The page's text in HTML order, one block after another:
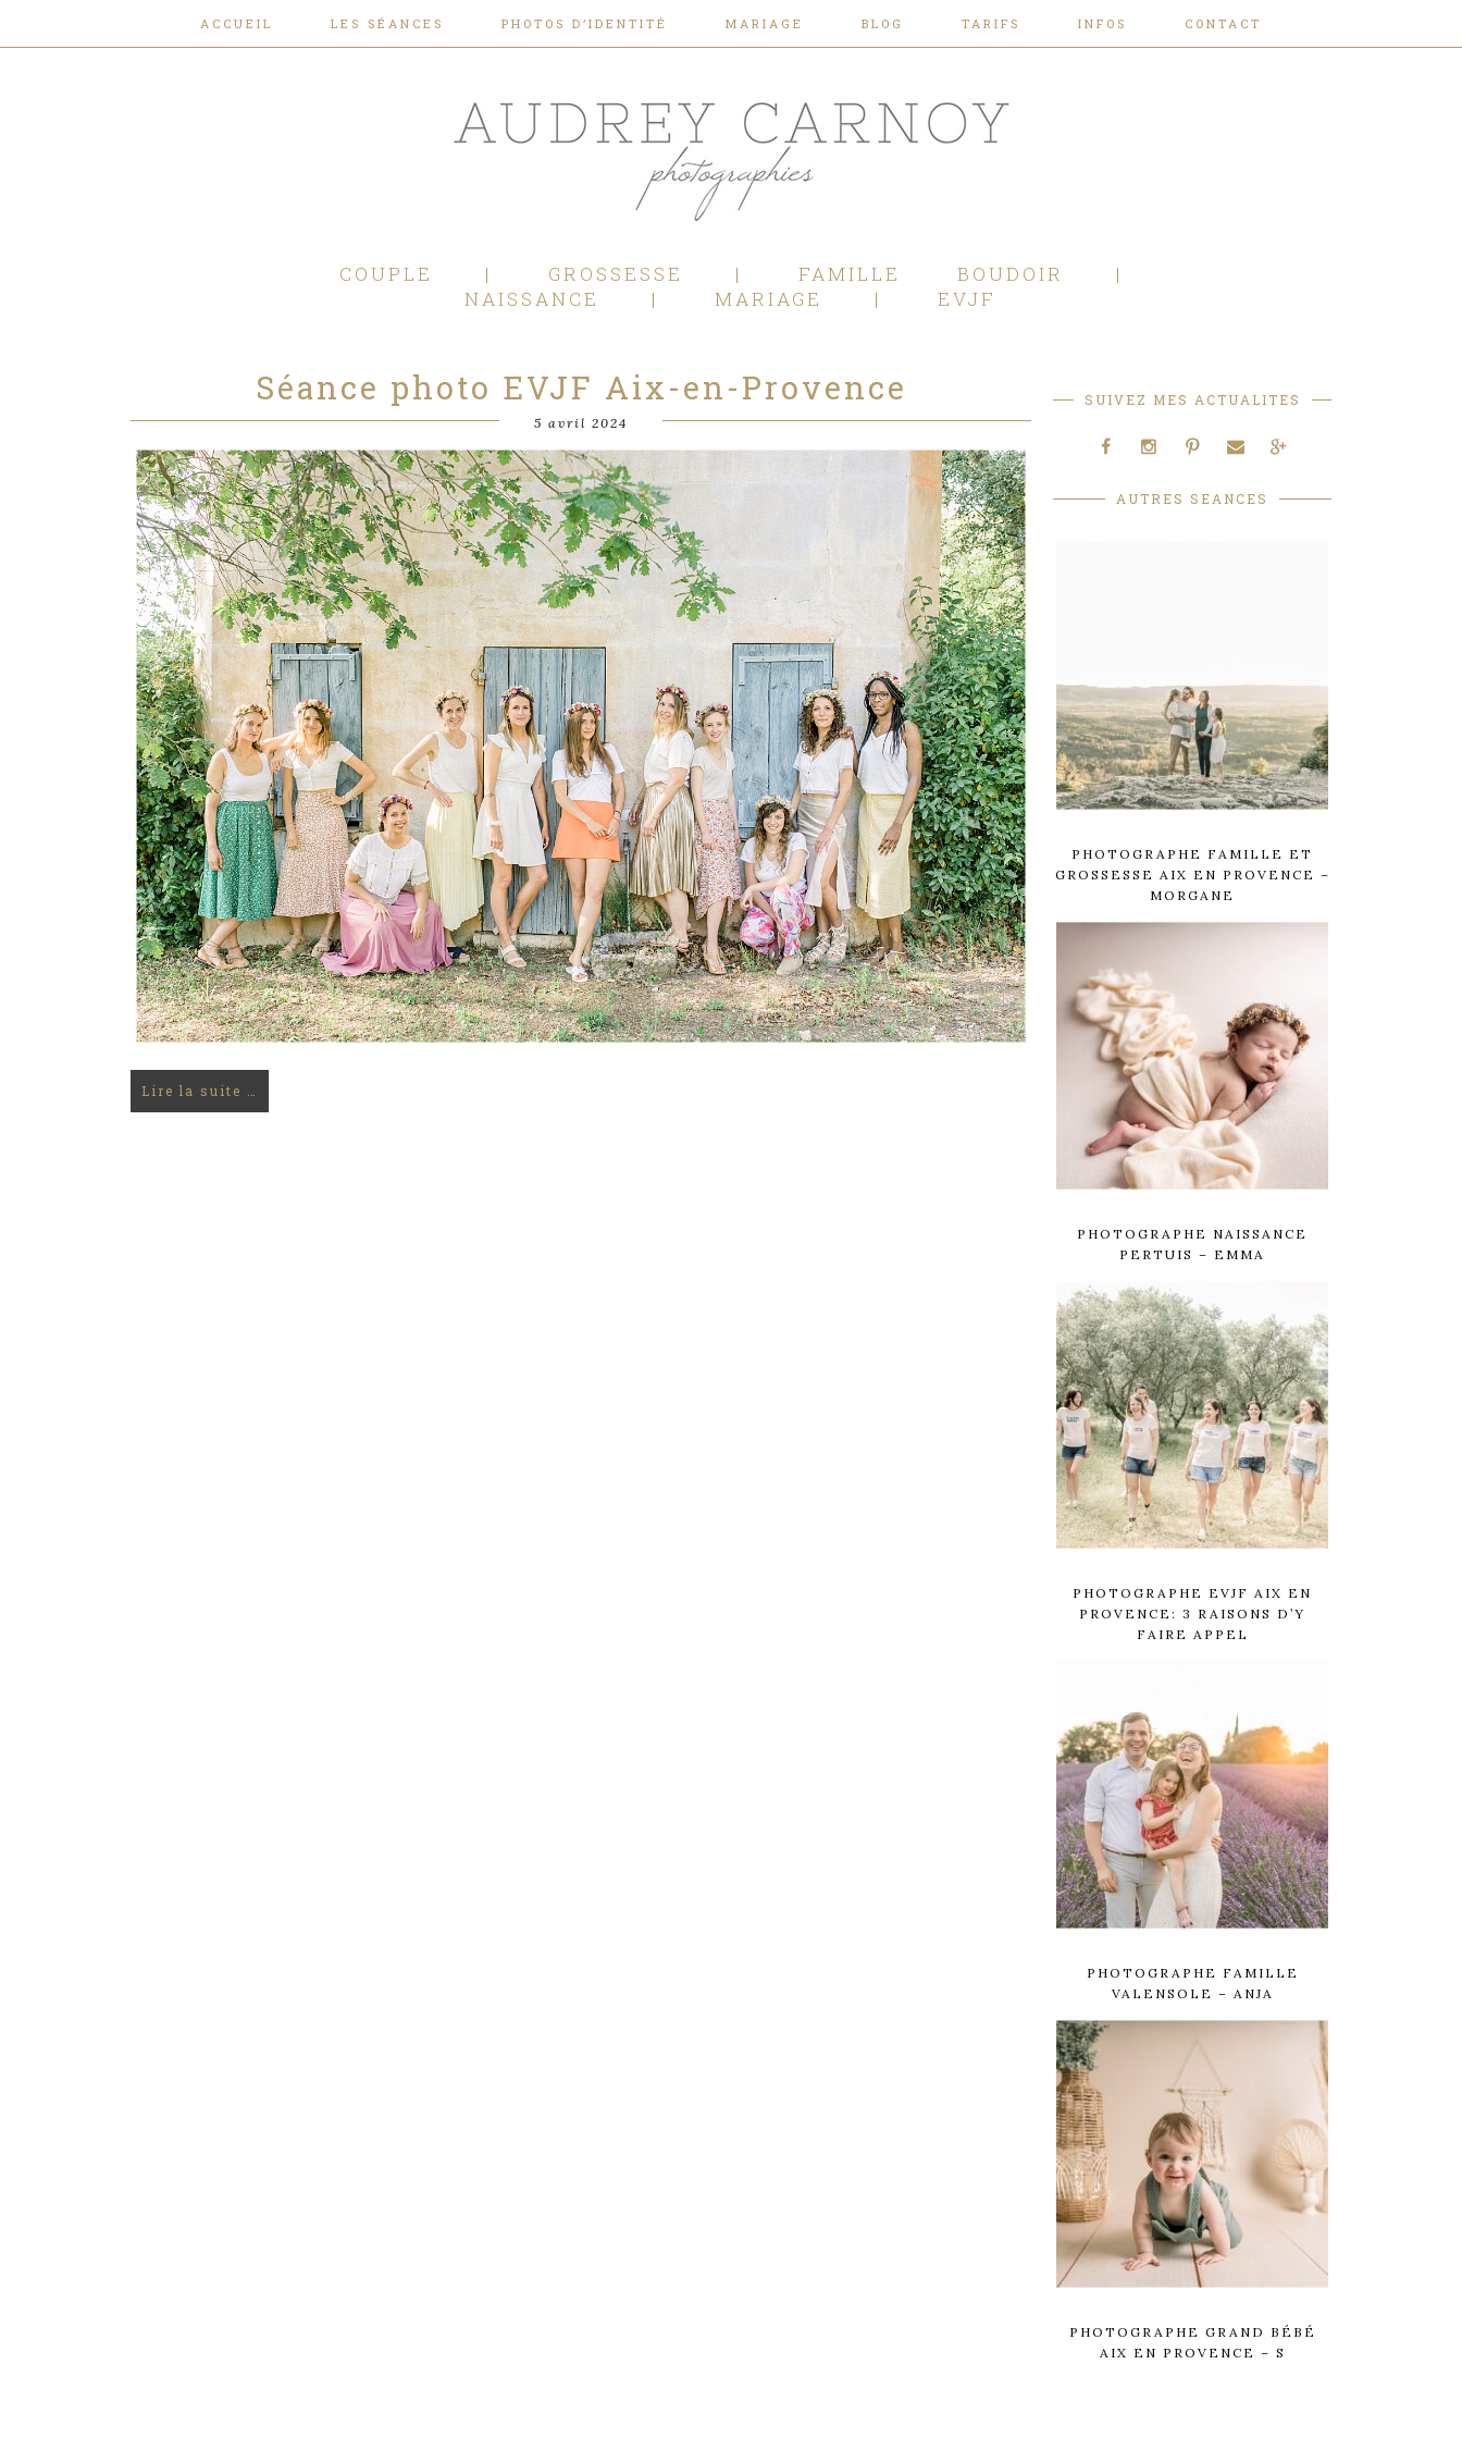
ACCUEIL LES SÉANCES PHOTOS D’IDENTITÉ MARIAGE BLOG TARIFS INFOS CONTACT
COUPLE GROSSESSE FAMILLE
BOUDOIR
NAISSANCE
MARIAGE EVJF
Séance photo EVJF Aix-en-Provence
5 avril 2024
Lire la suite …
SUIVEZ MES ACTUALITES
AUTRES SEANCES
PHOTOGRAPHE FAMILLE ET
GROSSESSE AIX EN PROVENCE –
MORGANE
PHOTOGRAPHE NAISSANCE
PERTUIS – EMMA
PHOTOGRAPHE EVJF AIX EN
PROVENCE: 3 RAISONS D’Y
FAIRE APPEL
PHOTOGRAPHE FAMILLE
VALENSOLE – ANJA
PHOTOGRAPHE GRAND BÉBÉ
AIX EN PROVENCE – S